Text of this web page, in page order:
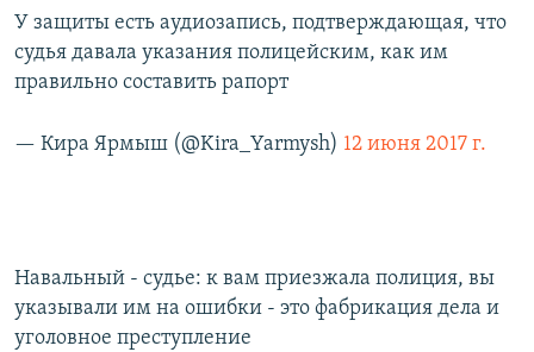
У защиты есть аудиозапись, подтверждающая, что
судья давала указания полицейским, как им
правильно составить рапорт
— Кира Ярмыш (@Kira_Yarmysh) 12 июня 2017 г.
Навальный - судье: к вам приезжала полиция, вы
указывали им на ошибки - это фабрикация дела и
уголовное преступление